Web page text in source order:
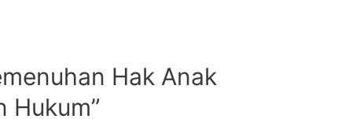
Hak Anak
Hukum”